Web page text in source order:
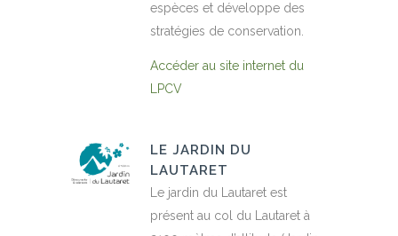
espèces et développe des
stratégies de conservation.
Accéder au site internet du
LPCV
LE JARDIN DU
LAUTARET
Le jardin du Lautaret est
présent au col du Lautaret à